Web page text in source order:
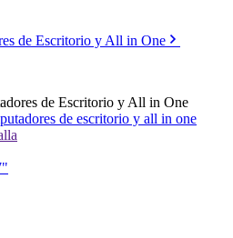
de Escritorio y All in One
de Escritorio y All in One
de escritorio y all in one